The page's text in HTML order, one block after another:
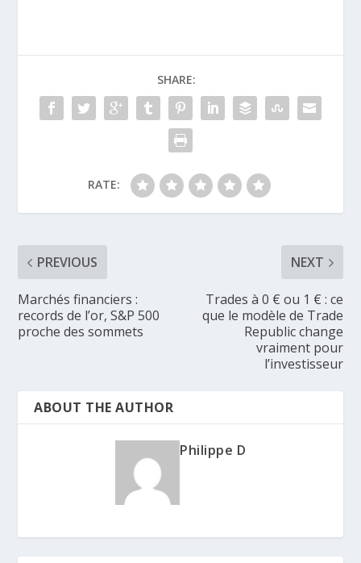
SHARE:
RATE:
PREVIOUS
Marchés financiers :
records de l’or, S&P 500
proche des sommets
NEXT
Trades à 0 € ou 1 € : ce
que le modèle de Trade
Republic change
vraiment pour
l’investisseur
ABOUT THE AUTHOR
Philippe D